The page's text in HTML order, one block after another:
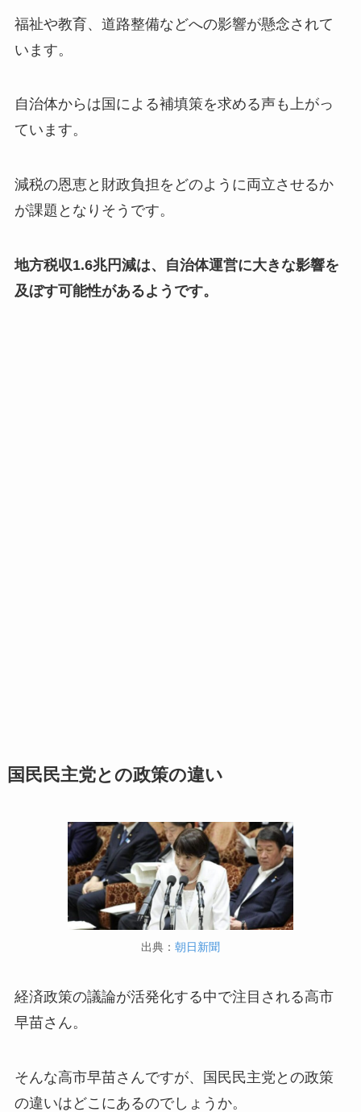
福祉や教育、道路整備などへの影響が懸念されて
います。
自治体からは国による補填策を求める声も上がっ
ています。
減税の恩恵と財政負担をどのように両立させるか
が課題となりそうです。
地方税収1.6兆円減は、自治体運営に大きな影響を
及ぼす可能性があるようです。
国民民主党との政策の違い
出典： 朝日新聞
経済政策の議論が活発化する中で注目される高市
早苗さん。
そんな高市早苗さんですが、国民民主党との政策
の違いはどこにあるのでしょうか。